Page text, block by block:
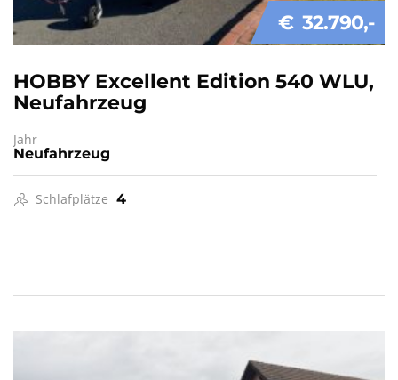
€ 32.790
HOBBY Excellent Edition 540 WLU,
Neufahrzeug
Jahr
Neufahrzeug
Schlafplätze 4